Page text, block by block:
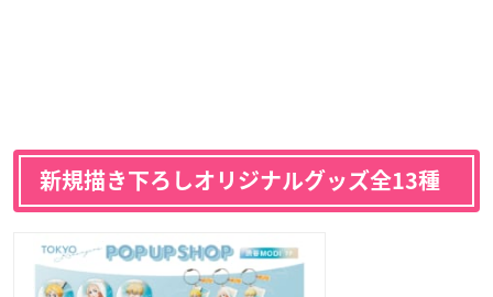
新規描き下ろしオリジナルグッズ全13種